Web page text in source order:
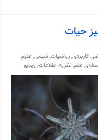
حیات
کاربردی,ریاضیات, شیمی,علوم
علم,نظریه اطلاعات,ویدیو